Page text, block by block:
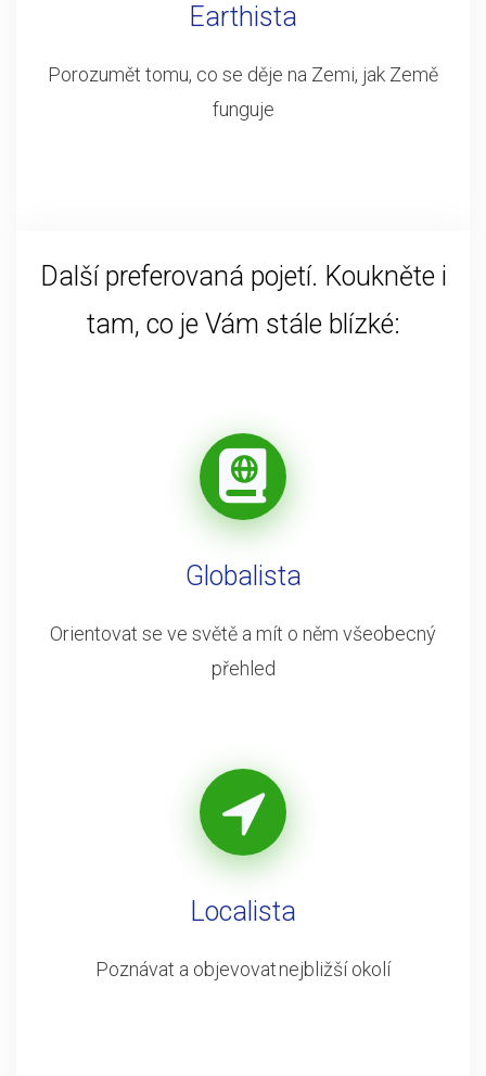
Earthista
Porozumět tomu, co se děje na Zemi, jak Země
funguje
Další preferovaná pojetí. Koukněte i
tam, co je Vám stále blízké:
Globalista
Orientovat se ve světě a mít o něm všeobecný
přehled
Localista
Poznávat a objevovat nejbližší okolí